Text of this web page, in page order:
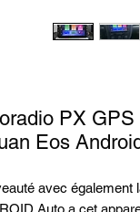
PX GPS
Eos
avec également
Auto a cet